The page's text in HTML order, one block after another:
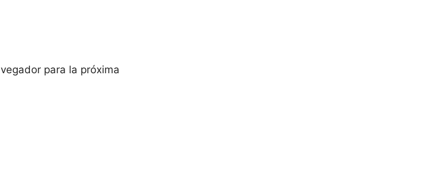
para la próxima